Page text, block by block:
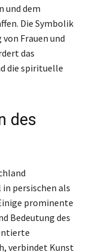
und dem
Die Symbolik
Frauen und
das
die spirituelle
des
persischen als
prominente
Bedeutung des
verbindet Kunst